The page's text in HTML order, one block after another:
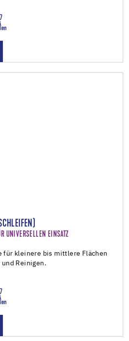
UNIVERSELLEN EINSATZ
für kleinere bis mittlere Flächen
Reinigen.